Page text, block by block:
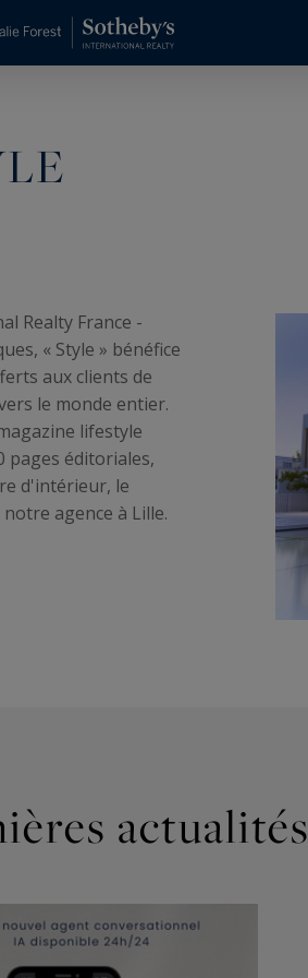
Realty France -
« Style » bénéfice
aux clients de
le monde entier.
lifestyle
pages éditoriales,
d'intérieur, le
agence à Lille.
actualités